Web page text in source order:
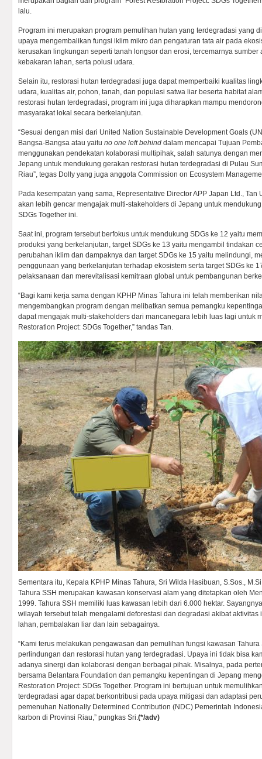
lalu.
Program ini merupakan program pemulihan hutan yang terdegradasi yang
upaya mengembalikan fungsi iklim mikro dan pengaturan tata air pada
kerusakan lingkungan seperti tanah longsor dan erosi, tercemarnya sumber
kebakaran lahan, serta polusi udara.
Selain itu, restorasi hutan terdegradasi juga dapat memperbaiki kualitas
udara, kualitas air, pohon, tanah, dan populasi satwa liar beserta habitat
restorasi hutan terdegradasi, program ini juga diharapkan mampu
masyarakat lokal secara berkelanjutan.
“Sesuai dengan misi dari United Nation Sustainable Development Goals
Bangsa-Bangsa atau yaitu no one left behind dalam mencapai Tujuan
menggunakan pendekatan kolaborasi multipihak, salah satunya dengan
Jepang untuk mendukung gerakan restorasi hutan terdegradasi di Pulau
Riau”, tegas Dolly yang juga​ anggota Commission on Ecosystem
Pada kesempatan yang sama, Representative Director APP Japan Ltd.,
akan lebih gencar mengajak multi-stakeholders di Jepang untuk
SDGs Together ini.
Saat ini, program tersebut berfokus untuk mendukung SDGs ke 12 yaitu
produksi yang berkelanjutan, target SDGs ke 13 yaitu mengambil tindakan
perubahan iklim dan dampaknya dan target SDGs ke 15 yaitu melindungi,
penggunaan yang berkelanjutan terhadap ekosistem serta target SDGs ke
pelaksanaan dan merevitalisasi kemitraan global untuk pembangunan
“Bagi kami kerja sama dengan KPHP Minas Tahura ini telah memberikan
mengembangkan program dengan melibatkan semua pemangku
dapat mengajak multi-stakeholders dari mancanegara lebih luas lagi untuk
Restoration Project: SDGs Together,” tandas Tan.
Sementara itu, Kepala KPHP Minas Tahura, Sri Wilda Hasibuan, S.Sos.,
Tahura SSH merupakan kawasan konservasi alam yang ditetapkan oleh
1999. Tahura SSH memiliki luas kawasan lebih dari 6.000 hektar.
wilayah tersebut telah mengalami deforestasi dan degradasi akibat
lahan, pembalakan liar dan lain sebagainya.
“Kami terus melakukan pengawasan dan pemulihan fungsi kawasan
perlindungan dan restorasi hutan yang terdegradasi. Upaya ini tidak bisa
adanya sinergi dan kolaborasi dengan berbagai pihak. Misalnya, pada
bersama Belantara Foundation dan pemangku kepentingan di Jepang
Restoration Project: SDGs Together. Program ini bertujuan untuk
terdegradasi agar dapat berkontribusi pada upaya mitigasi dan adaptasi
pemenuhan Nationally Determined Contribution (NDC) Pemerintah
karbon di Provinsi Riau,” pungkas Sri.(*/adv)